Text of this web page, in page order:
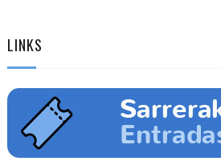
LINKS